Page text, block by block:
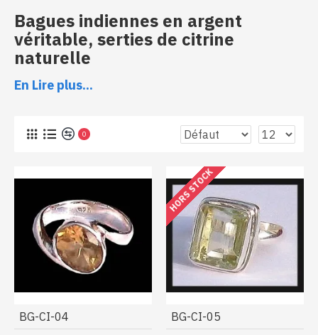
Bagues indiennes en argent
véritable, serties de citrine
naturelle
Bagues indiennes argent et citrine
Vous pourrez dénicher ici des
En Lire plus...
0
BG-CI-04
HORS STOCK
BG-CI-05